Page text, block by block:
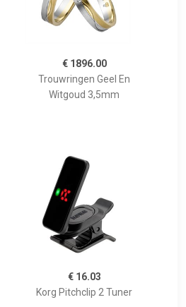
€ 1896.00
Trouwringen Geel En
Witgoud 3,5mm
€ 16.03
Korg Pitchclip 2 Tuner